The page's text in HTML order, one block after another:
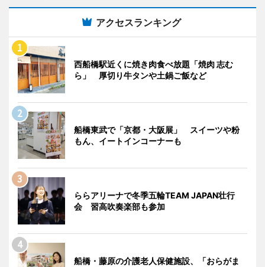
アクセスランキング
西船橋駅近くに焼き肉食べ放題「焼肉 志む
ら」 厚切り牛タンや土鍋ご飯など
船橋東武で「京都・大阪展」 スイーツや粉
もん、イートインコーナーも
ららアリーナで冬季五輪TEAM JAPAN壮行
会 習高吹奏楽部も参加
船橋・藤原の介護老人保健施設、「おらがま